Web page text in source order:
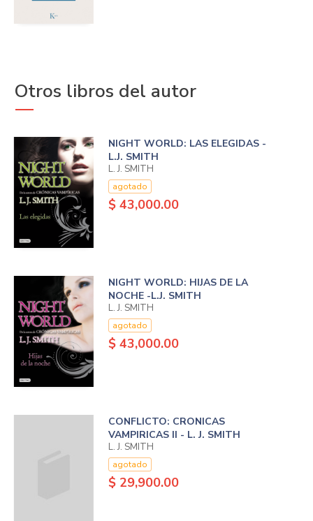
Otros libros del autor
NIGHT WORLD: LAS ELEGIDAS -
L.J. SMITH
L. J. SMITH
agotado
$ 43,000.00
NIGHT WORLD: HIJAS DE LA
NOCHE -L.J. SMITH
L. J. SMITH
agotado
$ 43,000.00
CONFLICTO: CRONICAS
VAMPIRICAS II - L. J. SMITH
L. J. SMITH
agotado
$ 29,900.00